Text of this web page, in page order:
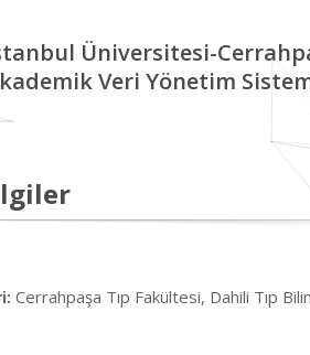
Üniversitesi-
Veri Yönetim
Cerrahpaşa Tıp Fakültesi, Dahili Tıp